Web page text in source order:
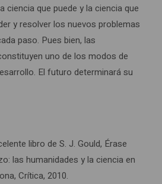
ciencia que puede y la ciencia que
y resolver los nuevos problemas
paso. Pues bien, las
uno de los modos de
El futuro determinará su
libro de S. J. Gould, Érase
las humanidades y la ciencia en
Crítica, 2010.